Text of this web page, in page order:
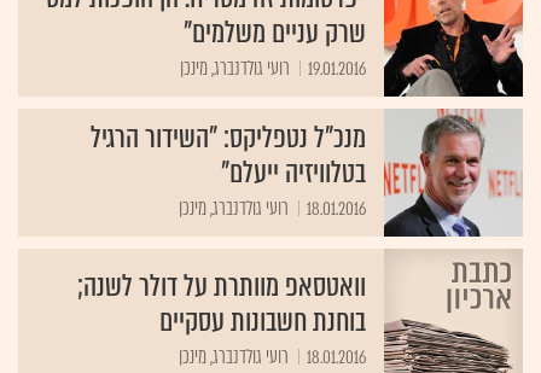
שרק עניים משלמים"
19.01.2016 רועי גולדנברג, מינכן
מנכ"ל נטפליקס: "השידור הרגיל
בטלוויזיה ייעלם"
18.01.2016 רועי גולדנברג, מינכן
וואטסאפ מוותרת על דולר לשנה;
בוחנת חשבונות עסקיים
18.01.2016 רועי גולדנברג, מינכן